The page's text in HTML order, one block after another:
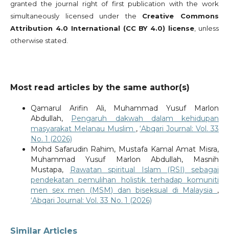
granted the journal right of first publication with the work
simultaneously licensed under the Creative Commons
Attribution 4.0 International (CC BY 4.0) license , unless
otherwise stated.
Most read articles by the same author(s)
Qamarul Arifin Ali, Muhammad Yusuf Marlon
Abdullah, Pengaruh dakwah dalam kehidupan
masyarakat Melanau Muslim ,‘Abqari Journal: Vol. 33
No. 1 (2026)
Mohd Safarudin Rahim, Mustafa Kamal Amat Misra,
Muhammad Yusuf Marlon Abdullah, Masnih
Mustapa,
Rawatan spiritual Islam (RSI) sebagai
pendekatan pemulihan holistik terhadap komuniti
men sex men (MSM) dan biseksual di Malaysia ,
‘Abqari Journal: Vol. 33 No. 1 (2026)
Similar Articles